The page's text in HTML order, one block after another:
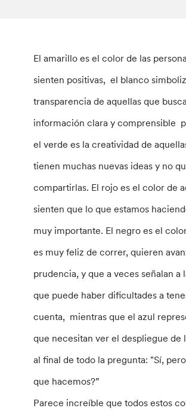
El amarillo es el color de las
sienten positivas, el blanco
transparencia de aquellas que
información clara y comprensible
el verde es la creatividad de
tienen muchas nuevas ideas y no
compartirlas. El rojo es el color de
sienten que lo que estamos
muy importante. El negro es el
es muy feliz de correr, quieren
prudencia, y que a veces señalan a
que puede haber dificultades a
cuenta, mientras que el azul
que necesitan ver el despliegue de
al final de todo la pregunta: "Sí,
que hacemos?”
Parece increíble que todos estos